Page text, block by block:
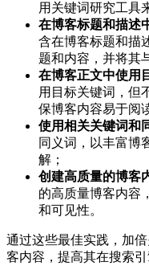
用关键词研究工具
在博客标题和描述
含在博客标题和描
题和内容，并将其
在博客正文中使用
用目标关键词，但
保博客内容易于阅
使用相关关键词和
同义词，以丰富博
解；
创建高质量的博客
的高质量博客内容
和可见性。
通过这些最佳实践，加
客内容，提高其在搜索